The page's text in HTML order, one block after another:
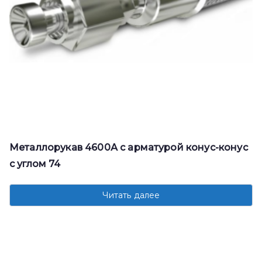
Металлорукав 4600А с арматурой конус-конус
с углом 74
Читать далее